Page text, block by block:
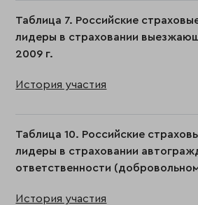
Таблица 7. Российские
лидеры в страховании
2009 г.
История участия
Таблица 10. Российские
лидеры в страховании
ответственности
История участия